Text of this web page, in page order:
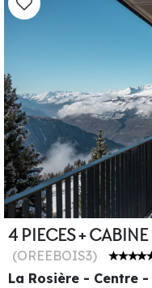
4 PIECES +
(OREEBOIS3)
La Rosière - Centre